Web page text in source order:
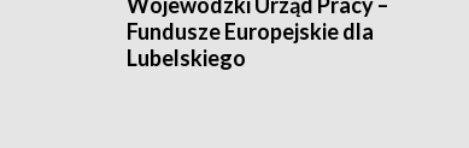
Fundusze Europejskie dla
Lubelskiego